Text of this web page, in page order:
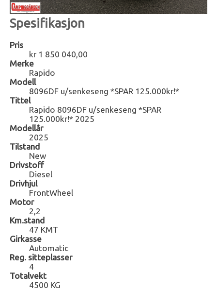
Spesifikasjon
Pris
kr 1 850 040,00
Merke
Rapido
Modell
8096DF u/senkeseng *SPAR 125.000kr!*
Tittel
Rapido 8096DF u/senkeseng *SPAR
125.000kr!* 2025
Modellår
2025
Tilstand
New
Drivstoff
Diesel
Drivhjul
FrontWheel
Motor
2,2
Km.stand
47 KMT
Girkasse
Automatic
Reg. sitteplasser
4
Totalvekt
4500 KG